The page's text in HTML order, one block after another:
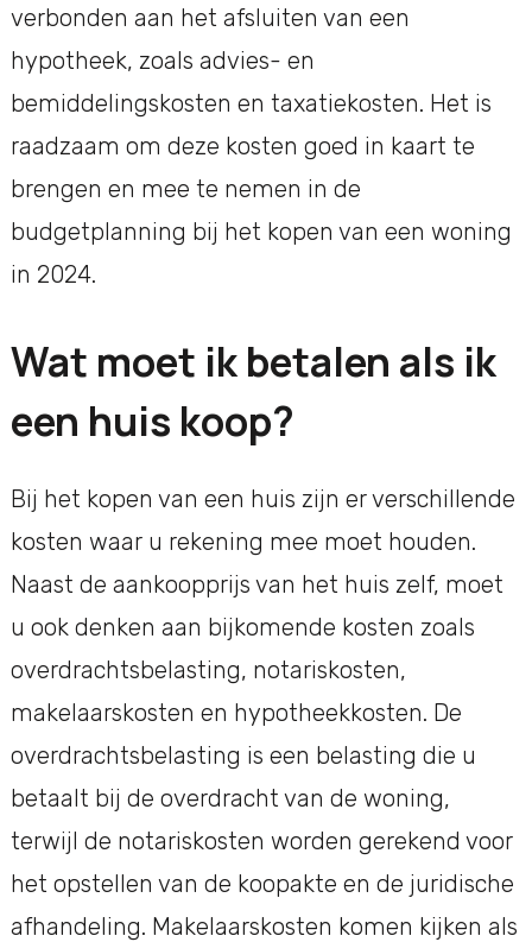
verbonden aan het afsluiten van een
hypotheek, zoals advies- en
bemiddelingskosten en taxatiekosten. Het is
raadzaam om deze kosten goed in kaart te
brengen en mee te nemen in de
budgetplanning bij het kopen van een woning
in 2024.
Wat moet ik betalen als ik
een huis koop?
Bij het kopen van een huis zijn er verschillende
kosten waar u rekening mee moet houden.
Naast de aankoopprijs van het huis zelf, moet
u ook denken aan bijkomende kosten zoals
overdrachtsbelasting, notariskosten,
makelaarskosten en hypotheekkosten. De
overdrachtsbelasting is een belasting die u
betaalt bij de overdracht van de woning,
terwijl de notariskosten worden gerekend voor
het opstellen van de koopakte en de juridische
afhandeling. Makelaarskosten komen kijken als